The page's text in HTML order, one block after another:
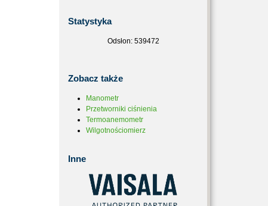
Statystyka
Odsłon: 539472
Zobacz także
Manometr
Przetworniki ciśnienia
Termoanemometr
Wilgotnościomierz
Inne